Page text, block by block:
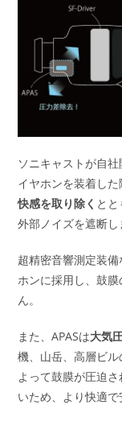
ソニキャストが自社
イヤホンを装着し
快感を取り除く と
外部ノイズを遮断し
超精密音響測定装
ホンに採用し、鼓
ん。
また、APASは大気
機、山岳、高層ビ
よって鼓膜が圧迫
いため、より快適で